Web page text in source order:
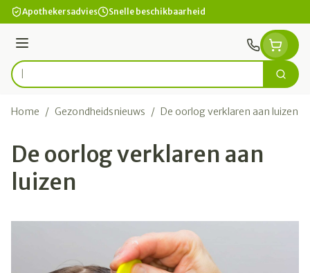
Ga naar de inhoud
Apothekersadvies Snelle beschikbaarheid
Menu
Product, merk, categorie... Zoek
Home / Gezondheidsnieuws / De oorlog verklaren aan luizen
De oorlog verklaren aan
luizen